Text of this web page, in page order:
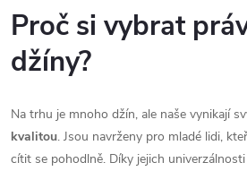
Proč si vybrat
džíny?
Na trhu je mnoho džín, ale naše vynikají
kvalitou. Jsou navrženy pro mladé lidi,
cítit se pohodlně. Díky jejich